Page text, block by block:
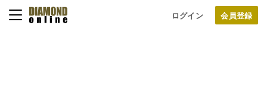
ログイン